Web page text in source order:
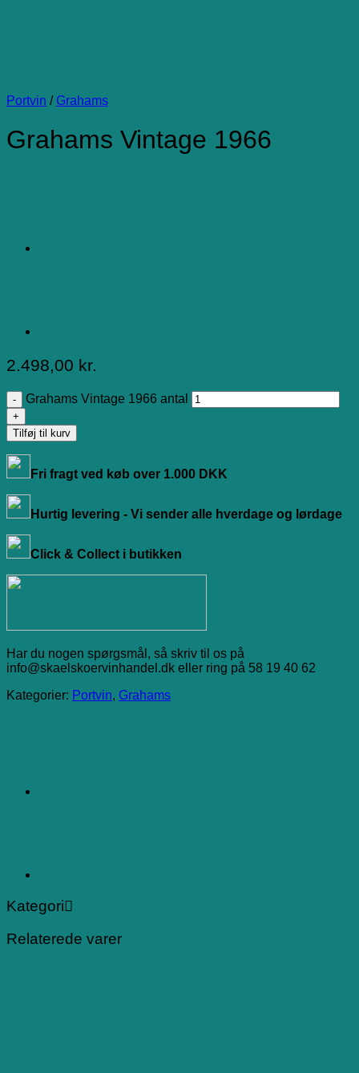
Portvin / Grahams
Grahams Vintage 1966
2.498,00 kr.
Grahams Vintage 1966 antal
Tilføj til kurv
Fri fragt ved køb over 1.000 DKK
Hurtig levering - Vi sender alle hverdage og lørdage
Click & Collect i butikken
Har du nogen spørgsmål, så skriv til os på
info@skaelskoervinhandel.dk eller ring på 58 19 40 62
Kategorier: Portvin, Grahams
Kategori
Relaterede varer